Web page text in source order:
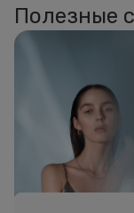
Полезные